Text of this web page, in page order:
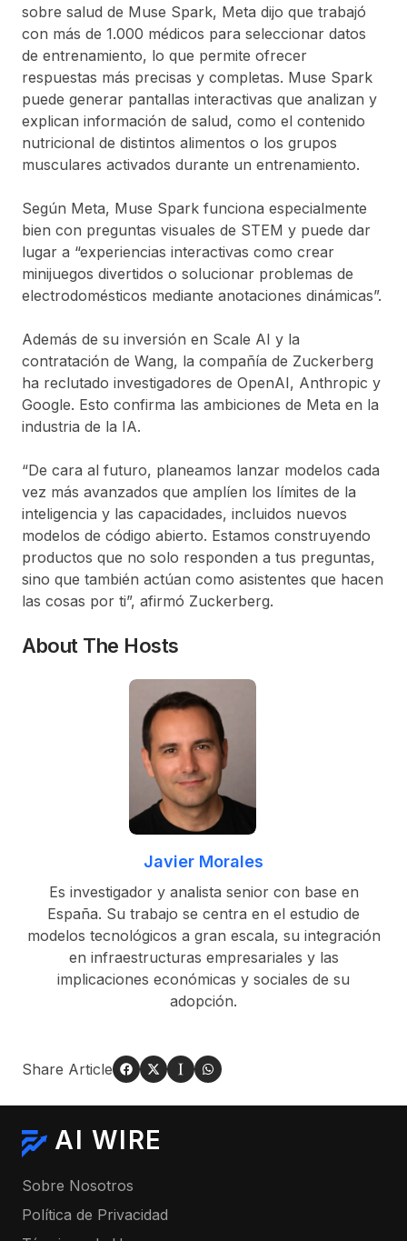
sobre salud de Muse Spark, Meta dijo que trabajó
con más de 1.000 médicos para seleccionar datos
de entrenamiento, lo que permite ofrecer
respuestas más precisas y completas. Muse Spark
puede generar pantallas interactivas que analizan y
explican información de salud, como el contenido
nutricional de distintos alimentos o los grupos
musculares activados durante un entrenamiento.
Según Meta, Muse Spark funciona especialmente
bien con preguntas visuales de STEM y puede dar
lugar a “experiencias interactivas como crear
minijuegos divertidos o solucionar problemas de
electrodomésticos mediante anotaciones dinámicas”.
Además de su inversión en Scale AI y la
contratación de Wang, la compañía de Zuckerberg
ha reclutado investigadores de OpenAI, Anthropic y
Google. Esto confirma las ambiciones de Meta en la
industria de la IA.
“De cara al futuro, planeamos lanzar modelos cada
vez más avanzados que amplíen los límites de la
inteligencia y las capacidades, incluidos nuevos
modelos de código abierto. Estamos construyendo
productos que no solo responden a tus preguntas,
sino que también actúan como asistentes que hacen
las cosas por ti”, afirmó Zuckerberg.
About The Hosts
Javier Morales
Es investigador y analista senior con base en
España. Su trabajo se centra en el estudio de
modelos tecnológicos a gran escala, su integración
en infraestructuras empresariales y las
implicaciones económicas y sociales de su
adopción.
Share Article
AI WIRE
Sobre Nosotros
Política de Privacidad